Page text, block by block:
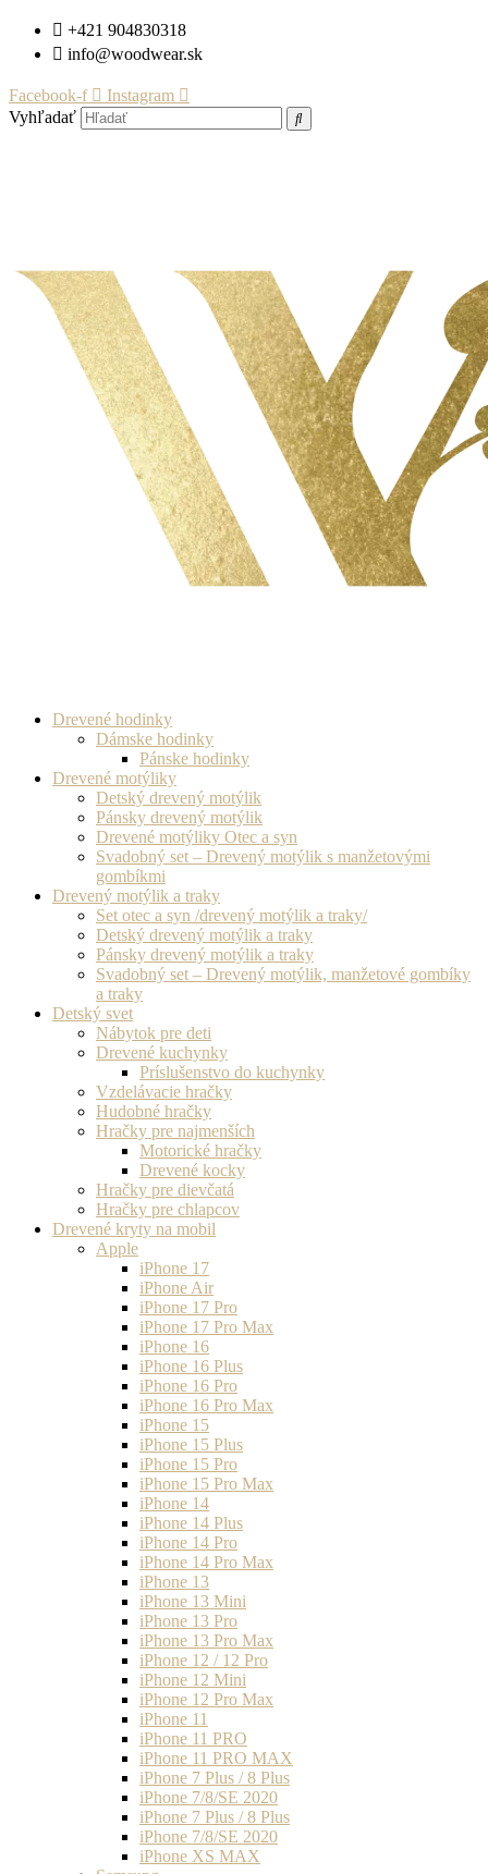
Preskočiť+421 904830318
info@woodwear.sk
Facebook-f
Instagram
Vyhľadať
Drevené hodinky
Dámske hodinky
Pánske hodinky
Drevené motýliky
Detský drevený motýlik
Pánsky drevený motýlik
Drevené motýliky Otec a syn
Svadobný set – Drevený motýlik s manžetovými
gombíkmi
Drevený motýlik a traky
Set otec a syn /drevený motýlik a traky/
Detský drevený motýlik a traky
Pánsky drevený motýlik a traky
Svadobný set – Drevený motýlik, manžetové gombíky
a traky
Detský svet
Nábytok pre deti
Drevené kuchynky
Príslušenstvo do kuchynky
Vzdelávacie hračky
Hudobné hračky
Hračky pre najmenších
Motorické hračky
Drevené kocky
Hračky pre dievčatá
Hračky pre chlapcov
Drevené kryty na mobil
Apple
iPhone 17
iPhone Air
iPhone 17 Pro
iPhone 17 Pro Max
iPhone 16
iPhone 16 Plus
iPhone 16 Pro
iPhone 16 Pro Max
iPhone 15
iPhone 15 Plus
iPhone 15 Pro
iPhone 15 Pro Max
iPhone 14
iPhone 14 Plus
iPhone 14 Pro
iPhone 14 Pro Max
iPhone 13
iPhone 13 Mini
iPhone 13 Pro
iPhone 13 Pro Max
iPhone 12 / 12 Pro
iPhone 12 Mini
iPhone 12 Pro Max
iPhone 11
iPhone 11 PRO
iPhone 11 PRO MAX
iPhone 7 Plus / 8 Plus
iPhone 7/8/SE 2020
iPhone 7 Plus / 8 Plus
iPhone 7/8/SE 2020
iPhone XS MAX